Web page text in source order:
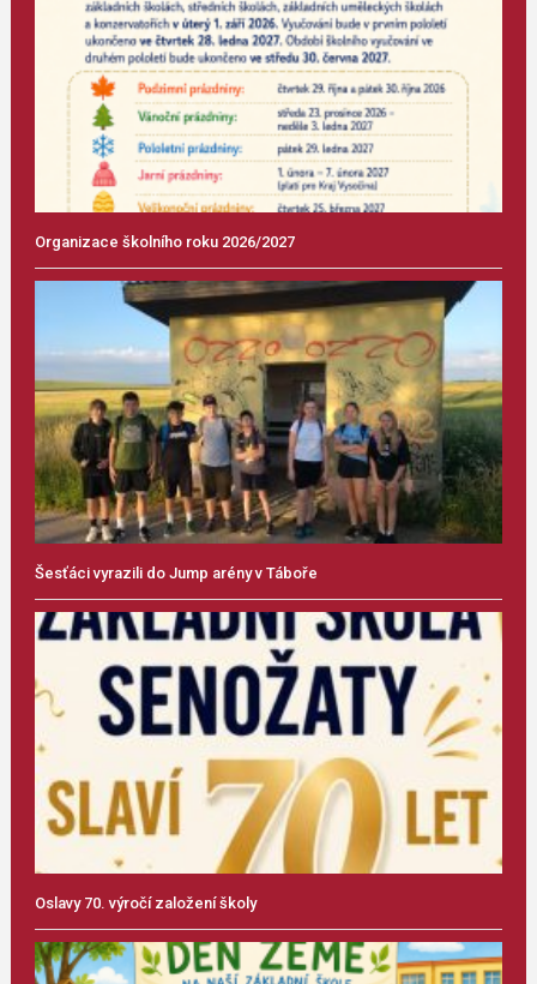
Organizace školního roku 2026/2027
Šesťáci vyrazili do Jump arény v Táboře
Oslavy 70. výročí založení školy